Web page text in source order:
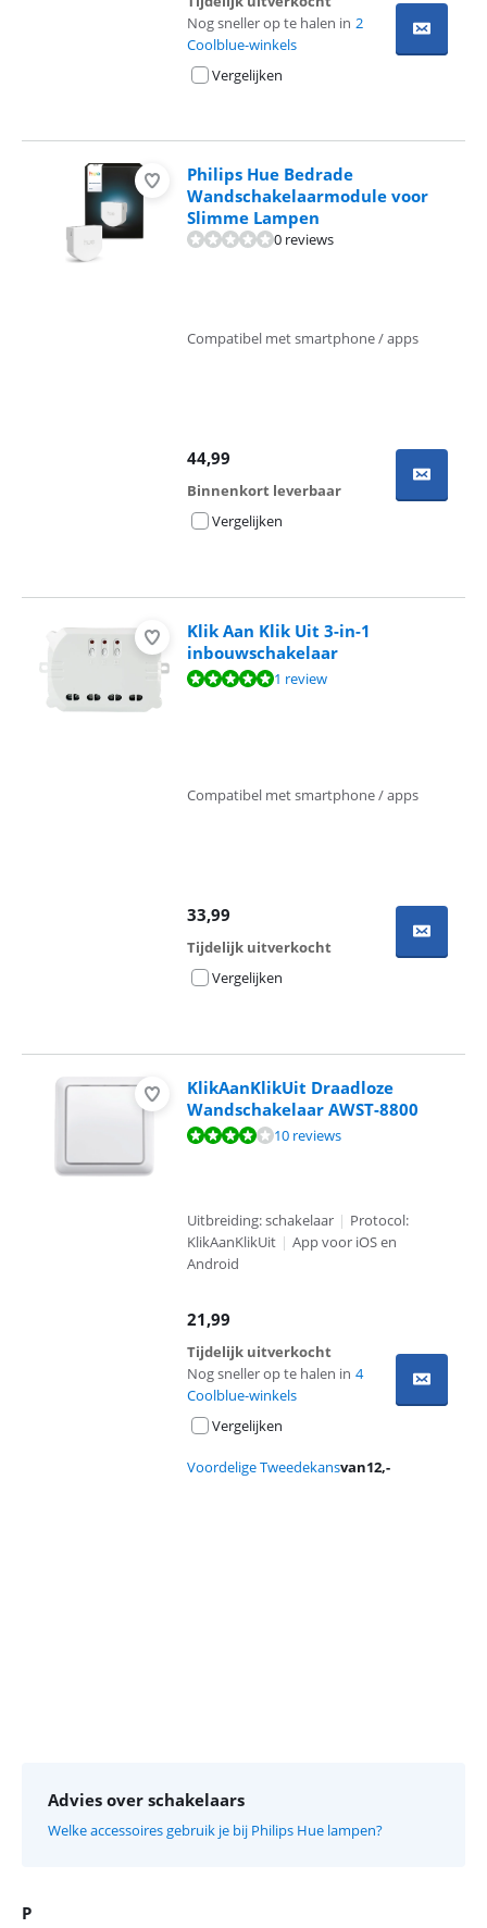
Nog sneller op te halen in 2
Coolblue-winkels
Vergelijken
Philips Hue Bedrade
Wandschakelaarmodule voor
Slimme Lampen
0 reviews
Compatibel met smartphone / apps
44,99
Binnenkort leverbaar
Vergelijken
Klik Aan Klik Uit 3-in-1
inbouwschakelaar
Beoordeling is 10 van de 10, gebaseerd op 1 review.
1 review
Compatibel met smartphone / apps
33,99
Tijdelijk uitverkocht
Vergelijken
KlikAanKlikUit Draadloze
Wandschakelaar AWST-8800
Beoordeling is 8,4 van de 10, gebaseerd op 10 reviews.
10 reviews
Uitbreiding: schakelaar | Protocol:
KlikAanKlikUit | App voor iOS en
Android
21,99
Tijdelijk uitverkocht
Nog sneller op te halen in 4
Coolblue-winkels
Vergelijken
Voordelige Tweedekansvan12,-
Advies over schakelaars
Welke accessoires gebruik je bij Philips Hue lampen?
P